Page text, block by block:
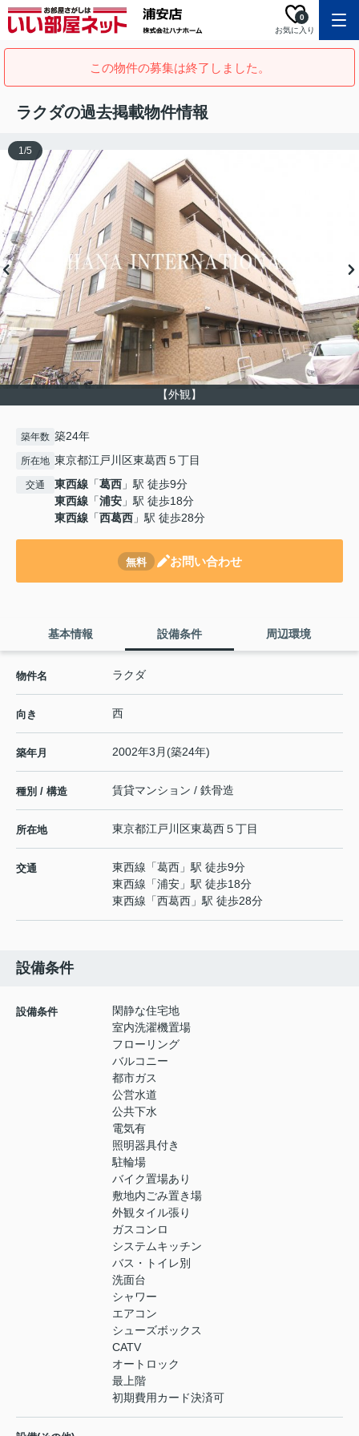
お気に入り
0
この物件の募集は終了しました。
ラクダの過去掲載物件情報
【外観】
1/5
築年数 築24年
所在地 東京都江戸川区東葛西５丁目
交通 東西線 「葛西 」駅 徒歩9分
東西線 「浦安 」駅 徒歩18分
東西線 「西葛西 」駅 徒歩28分
無料 お問い合わせ
基本情報 設備条件 周辺環境
物件名 ラクダ
向き 西
築年月 2002年3月(築24年)
種別 / 構造 賃貸マンション / 鉄骨造
所在地 東京都江戸川区東葛西５丁目
交通 東西線 「葛西 」駅 徒歩9分
東西線 「浦安 」駅 徒歩18分
東西線 「西葛西 」駅 徒歩28分
設備条件
設備条件
閑静な住宅地
室内洗濯機置場
フローリング
バルコニー
都市ガス
公営水道
公共下水
電気有
照明器具付き
駐輪場
バイク置場あり
敷地内ごみ置き場
外観タイル張り
ガスコンロ
システムキッチン
バス・トイレ別
洗面台
シャワー
エアコン
シューズボックス
CATV
オートロック
最上階
初期費用カード決済可